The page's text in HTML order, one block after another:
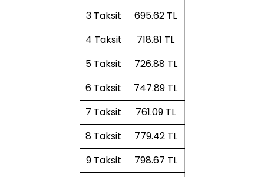
3 Taksit
695.62 TL
4 Taksit
718.81 TL
5 Taksit
726.88 TL
6 Taksit
747.89 TL
7 Taksit
761.09 TL
8 Taksit
779.42 TL
9 Taksit
798.67 TL